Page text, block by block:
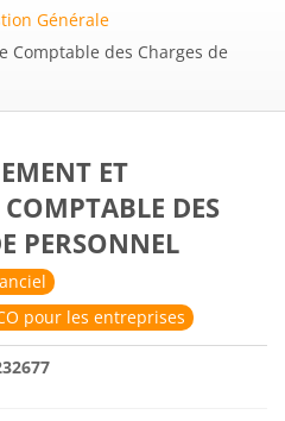
Générale
Comptable des Charges de
ET
DES
PERSONNEL
pour les entreprises